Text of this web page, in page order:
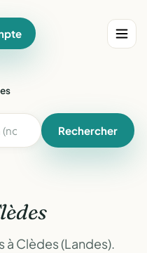
Rechercher
Clèdes (Landes).